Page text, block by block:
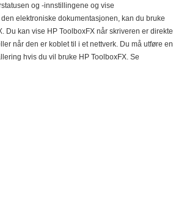
og -innstillingene og vise
elektroniske dokumentasjonen, kan du bruke
Du kan vise HP ToolboxFX når skriveren er direkte
når den er koblet til i et nettverk. Du må utføre en
hvis du vil bruke HP ToolboxFX. Se